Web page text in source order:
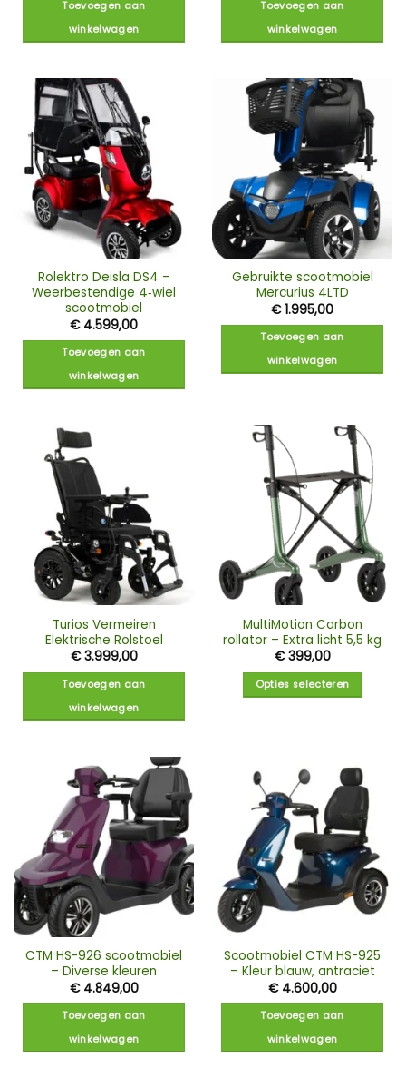
Toevoegen aan
winkelwagen
Toevoegen aan
winkelwagen
Rolektro Deisla DS4 –
Weerbestendige 4‑wiel
scootmobiel
€4.599,00
Toevoegen aan
winkelwagen
Gebruikte scootmobiel
Mercurius 4LTD
€1.995,00
Toevoegen aan
winkelwagen
Turios Vermeiren
Elektrische Rolstoel
€3.999,00
Toevoegen aan
winkelwagen
MultiMotion Carbon
rollator – Extra licht 5,5 kg
€399,00
Opties selecteren
CTM HS-926 scootmobiel
– Diverse kleuren
€4.849,00
Toevoegen aan
winkelwagen
Scootmobiel CTM HS-925
– Kleur blauw, antraciet
€4.600,00
Toevoegen aan
winkelwagen